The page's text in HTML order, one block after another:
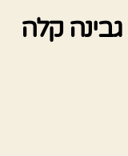
קלה